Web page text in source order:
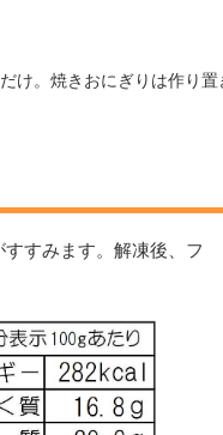
け。焼きおにぎりは作り置
すみます。解凍後、フ